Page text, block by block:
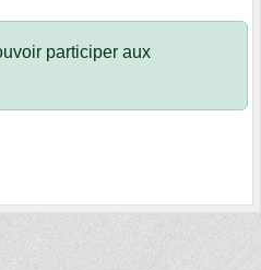
participer aux